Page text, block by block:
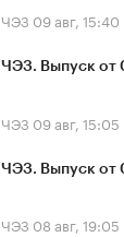
ЧЭЗ 09 авг, 15:40
ЧЭЗ. Выпуск от
ЧЭЗ 09 авг, 15:05
ЧЭЗ. Выпуск от
ЧЭЗ 08 авг, 19:05